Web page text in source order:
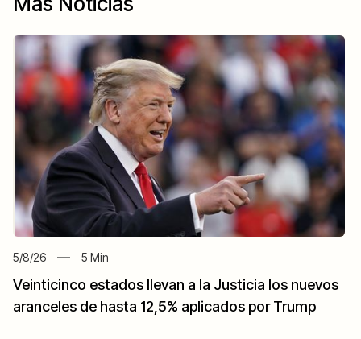
5/8/26 5 Min
Veinticinco estados llevan a la Justicia los nuevos
aranceles de hasta 12,5% aplicados por Trump